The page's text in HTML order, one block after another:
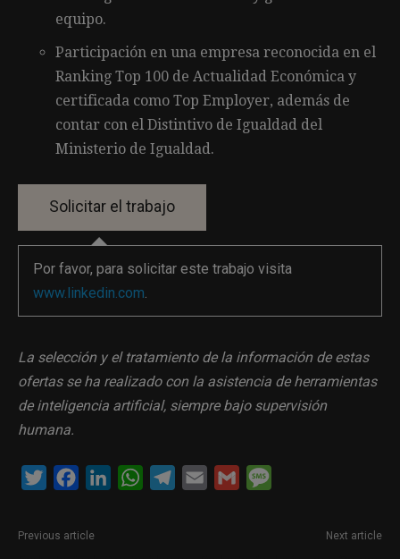
equipo.
Participación en una empresa reconocida en el
Ranking Top 100 de Actualidad Económica y
certificada como Top Employer, además de
contar con el Distintivo de Igualdad del
Ministerio de Igualdad.
Por favor, para solicitar este trabajo visita
www.linkedin.com.
La selección y el tratamiento de la información de estas
ofertas se ha realizado con la asistencia de herramientas
de inteligencia artificial, siempre bajo supervisión
humana.
Twitter FacebookLinkedInWhatsAppTelegram
Email Gmail
Previous article Next article